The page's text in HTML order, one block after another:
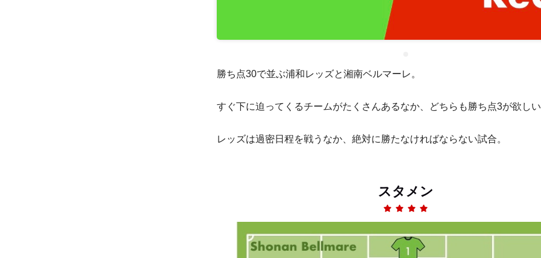
勝ち点30で並ぶ浦和レッズと湘南ベルマーレ。
すぐ下に迫ってくるチームがたくさんあるなか、どちらも勝ち点3が欲し
レッズは過密日程を戦うなか、絶対に勝たなければならない試合。
スタメン